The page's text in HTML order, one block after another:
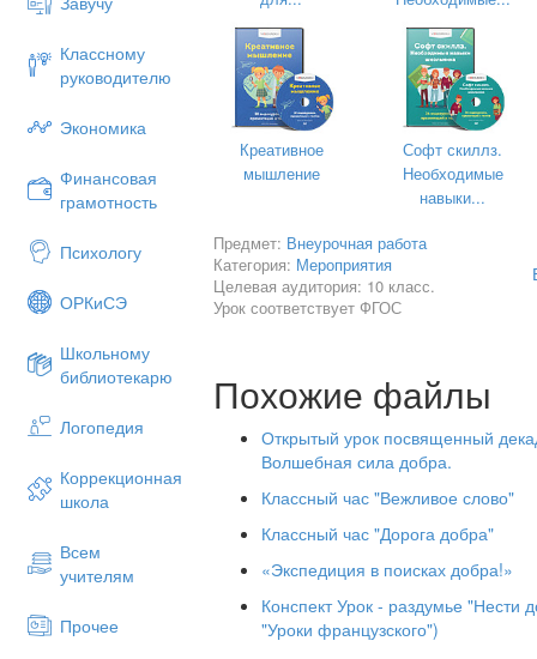
Классному
руководителю
Экономика
Финансовая
грамотность
Психологу
ОРКиСЭ
Школьному
библиотекарю
Логопедия
Коррекционная
школа
Всем
учителям
Прочее
Креативное
мышление
Софт скиллз.
Необходимые
навыки...
Предмет: Внеурочная работа
Категория: Мероприятия
Целевая аудитория: 10 класс.
Урок соответствует ФГОС
Похожие файлы
Открытый урок посвященный
Волшебная сила добра.
Классный час "Вежливое слово"
Классный час "Дорога добра"
«Экспедиция в поисках добра!»
Конспект Урок - раздумье "Нести
"Уроки французского")